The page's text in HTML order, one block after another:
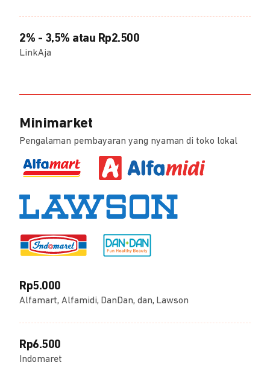
2% - 3,5% atau Rp2.500
LinkAja
Minimarket
Pengalaman pembayaran yang nyaman di toko lokal
Rp5.000
Alfamart, Alfamidi, DanDan, dan, Lawson
Rp6.500
Indomaret